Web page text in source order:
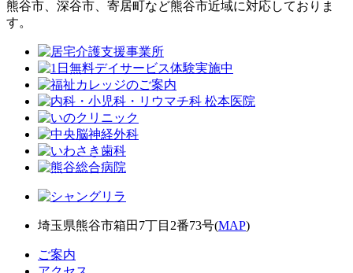
熊谷市、深谷市、寄居町など熊谷市近域に対応しておりま
す。
埼玉県熊谷市箱田7丁目2番73号(MAP)
ご案内